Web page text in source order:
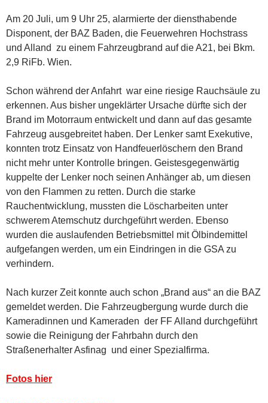
Am 20 Juli, um 9 Uhr 25, alarmierte der diensthabende
Disponent, der BAZ Baden, die Feuerwehren Hochstrass
und Alland zu einem Fahrzeugbrand auf die A21, bei Bkm.
2,9 RiFb. Wien.
Schon während der Anfahrt war eine riesige Rauchsäule zu
erkennen. Aus bisher ungeklärter Ursache dürfte sich der
Brand im Motorraum entwickelt und dann auf das gesamte
Fahrzeug ausgebreitet haben. Der Lenker samt Exekutive,
konnten trotz Einsatz von Handfeuerlöschern den Brand
nicht mehr unter Kontrolle bringen. Geistesgegenwärtig
kuppelte der Lenker noch seinen Anhänger ab, um diesen
von den Flammen zu retten. Durch die starke
Rauchentwicklung, mussten die Löscharbeiten unter
schwerem Atemschutz durchgeführt werden. Ebenso
wurden die auslaufenden Betriebsmittel mit Ölbindemittel
aufgefangen werden, um ein Eindringen in die GSA zu
verhindern.
Nach kurzer Zeit konnte auch schon „Brand aus“ an die BAZ
gemeldet werden. Die Fahrzeugbergung wurde durch die
Kameradinnen und Kameraden der FF Alland durchgeführt
sowie die Reinigung der Fahrbahn durch den
Straßenerhalter Asfinag und einer Spezialfirma.
Fotos hier